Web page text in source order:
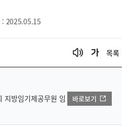
: 2025.05.15
목록
방임기제공무원 임
바로보기